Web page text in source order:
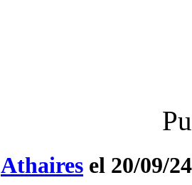
Athaires el 20/09/24